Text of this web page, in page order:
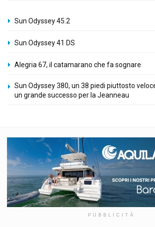
Sun Odyssey 45.2
Sun Odyssey 41 DS
Alegria 67, il catamarano che fa sognare
Sun Odyssey 380, un 38 piedi piuttosto
un grande successo per la Jeanneau
PUBBLICITÀ